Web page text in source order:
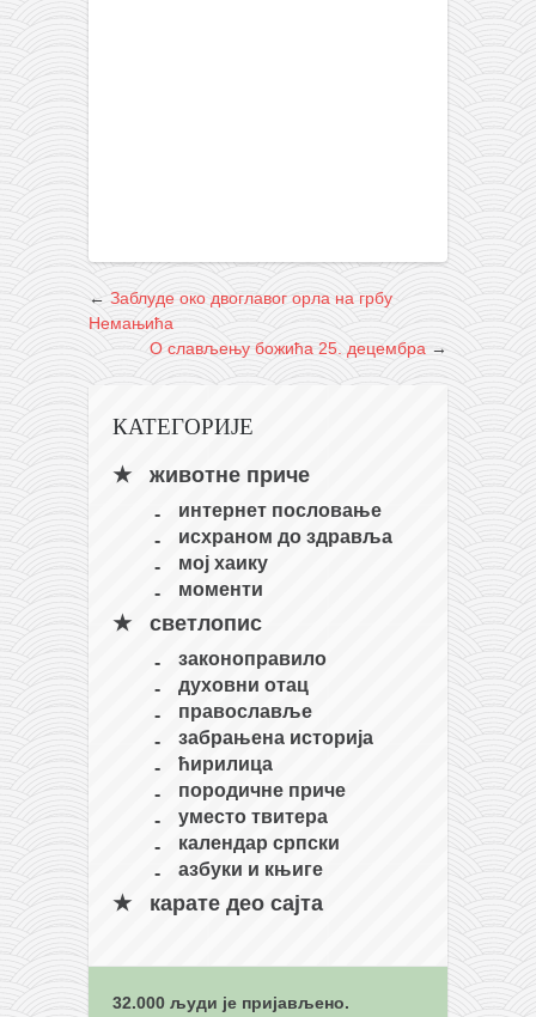
← Заблуде око двоглавог орла на грбу
Немањића
О слављењу божића 25. децембра →
КАТЕГОРИЈЕ
животне приче
интернет пословање
исхраном до здравља
мој хаику
моменти
светлопис
законоправило
духовни отац
православље
забрањена историја
ћирилица
породичне приче
уместо твитера
календар српски
азбуки и књиге
карате део сајта
32.000 људи је пријављено.